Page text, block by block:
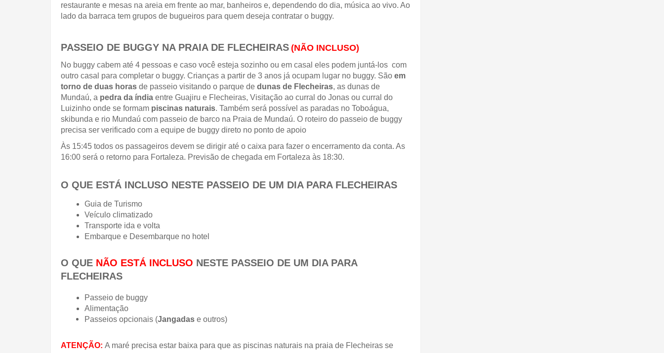
restaurante e mesas na areia em frente ao mar, banheiros e, dependendo do dia, música ao vivo. Ao
lado da barraca tem grupos de bugueiros para quem deseja contratar o buggy.
PASSEIO DE BUGGY NA PRAIA DE FLECHEIRAS (NÃO INCLUSO)
No buggy cabem até 4 pessoas e caso você esteja sozinho ou em casal eles podem juntá-los  com
outro casal para completar o buggy. Crianças a partir de 3 anos já ocupam lugar no buggy. São em
torno de duas horas de passeio visitando o parque de dunas de Flecheiras, as dunas de
Mundaú, a pedra da índia entre Guajiru e Flecheiras, Visitação ao curral do Jonas ou curral do
Luizinho onde se formam piscinas naturais. Também será possível as paradas no Toboágua,
skibunda e rio Mundaú com passeio de barco na Praia de Mundaú. O roteiro do passeio de buggy
precisa ser verificado com a equipe de buggy direto no ponto de apoio
Às 15:45 todos os passageiros devem se dirigir até o caixa para fazer o encerramento da conta. As
16:00 será o retorno para Fortaleza. Previsão de chegada em Fortaleza às 18:30.
O QUE ESTÁ INCLUSO NESTE PASSEIO DE UM DIA PARA FLECHEIRAS
Guia de Turismo
Veículo climatizado
Transporte ida e volta
Embarque e Desembarque no hotel
O QUE NÃO ESTÁ INCLUSO NESTE PASSEIO DE UM DIA PARA
FLECHEIRAS
Passeio de buggy
Alimentação
Passeios opcionais (Jangadas e outros)
ATENÇÃO: A maré precisa estar baixa para que as piscinas naturais na praia de Flecheiras se